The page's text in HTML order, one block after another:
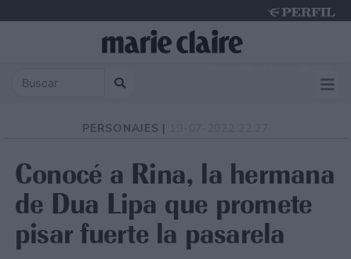
PERSONAJES |
Conocé a Rina, la hermana
de Dua Lipa que promete
pisar fuerte la pasarela